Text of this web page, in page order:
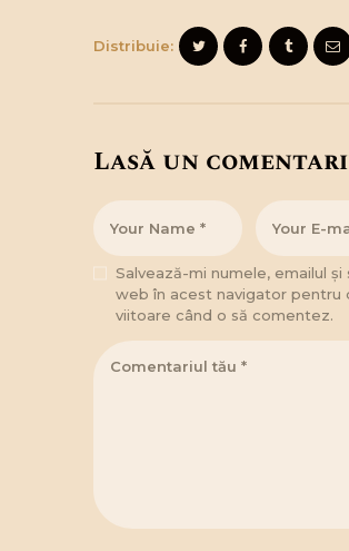
Distribuie:
Lasă un
Salvează-mi numele, emailul și
web în acest navigator pentru
viitoare când o să comentez.